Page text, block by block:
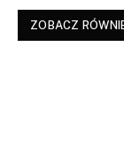
ZOBACZ